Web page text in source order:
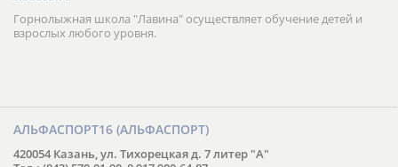
Горнолыжная школа "Лавина" осуществляет обучение детей и
взрослых любого уровня.
АЛЬФАСПОРТ16 (АЛЬФАСПОРТ)
420054 Казань, ул. Тихорецкая д. 7 литер "А"